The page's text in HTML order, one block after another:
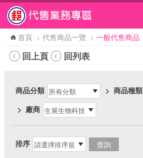
跳到主要內容區塊
首頁 > 代售商品一覽 > 一般代售商品
回上頁 回列表
商品分類 > 商品種類
> 廠商
排序